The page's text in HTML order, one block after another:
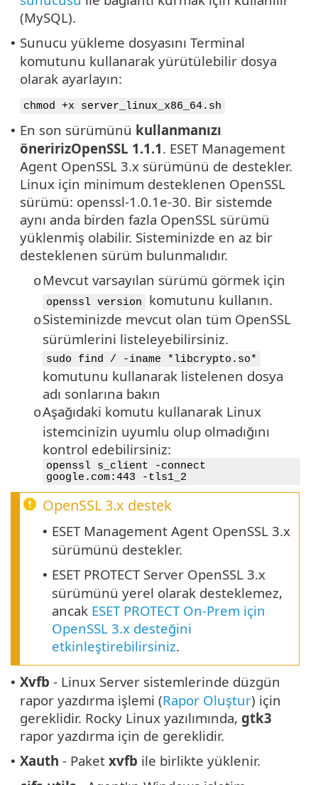
(MySQL).
• Sunucu yükleme dosyasını Terminal
komutunu kullanarak yürütülebilir dosya
olarak ayarlayın:
chmod +x server_linux_x86_64.sh
• En son sürümünü kullanmanızı
öneririzOpenSSL 1.1.1. ESET Management
Agent OpenSSL 3.x sürümünü de destekler.
Linux için minimum desteklenen OpenSSL
sürümü: openssl-1.0.1e-30. Bir sistemde
aynı anda birden fazla OpenSSL sürümü
yüklenmiş olabilir. Sisteminizde en az bir
desteklenen sürüm bulunmalıdır.
oMevcut varsayılan sürümü görmek için
openssl version komutunu kullanın.
oSisteminizde mevcut olan tüm OpenSSL
sürümlerini listeleyebilirsiniz.
sudo find / -iname *libcrypto.so*
komutunu kullanarak listelenen dosya
adı sonlarına bakın
oAşağıdaki komutu kullanarak Linux
istemcinizin uyumlu olup olmadığını
kontrol edebilirsiniz:
openssl s_client -connect
google.com:443 -tls1_2
OpenSSL 3.x destek
• ESET Management Agent OpenSSL 3.x
sürümünü destekler.
• ESET PROTECT Server OpenSSL 3.x
sürümünü yerel olarak desteklemez,
ancak ESET PROTECT On-Prem için
OpenSSL 3.x desteğini
etkinleştirebilirsiniz.
• Xvfb - Linux Server sistemlerinde düzgün
rapor yazdırma işlemi (Rapor Oluştur) için
gereklidir. Rocky Linux yazılımında, gtk3
rapor yazdırma için de gereklidir.
• Xauth - Paket xvfb ile birlikte yüklenir.